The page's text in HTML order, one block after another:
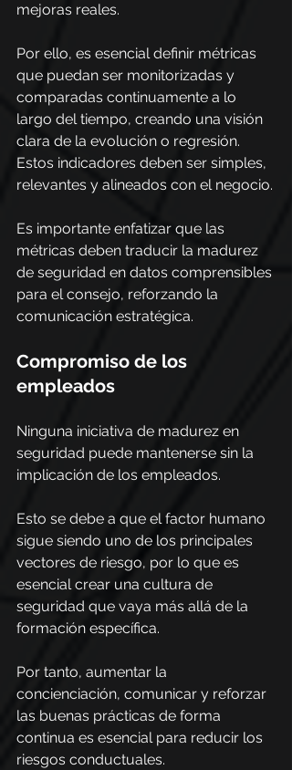
mejoras reales.
Por ello, es esencial definir métricas
que puedan ser monitorizadas y
comparadas continuamente a lo
largo del tiempo, creando una visión
clara de la evolución o regresión.
Estos indicadores deben ser simples,
relevantes y alineados con el negocio.
Es importante enfatizar que las
métricas deben traducir la madurez
de seguridad en datos comprensibles
para el consejo, reforzando la
comunicación estratégica.
Compromiso de los
empleados
Ninguna iniciativa de madurez en
seguridad puede mantenerse sin la
implicación de los empleados.
Esto se debe a que el factor humano
sigue siendo uno de los principales
vectores de riesgo, por lo que es
esencial crear una cultura de
seguridad que vaya más allá de la
formación específica.
Por tanto, aumentar la
concienciación, comunicar y reforzar
las buenas prácticas de forma
continua es esencial para reducir los
riesgos conductuales.